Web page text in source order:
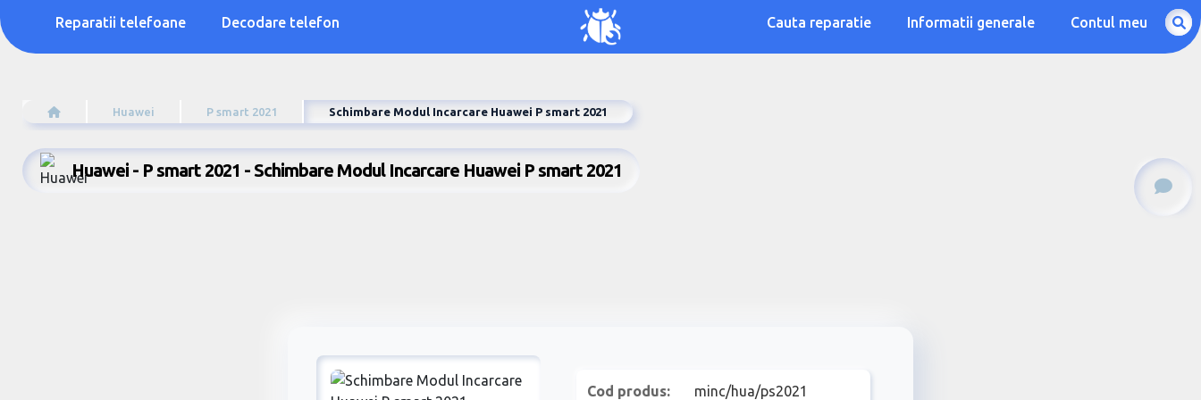
Reparatii telefoane Decodare telefon Cauta reparatie Informatii generale Contul meu
Huawei P smart 2021 Schimbare Modul Incarcare Huawei P smart 2021
Huawei - P smart 2021 - Schimbare Modul Incarcare Huawei P smart 2021
Cod produs: minc/hua/ps2021